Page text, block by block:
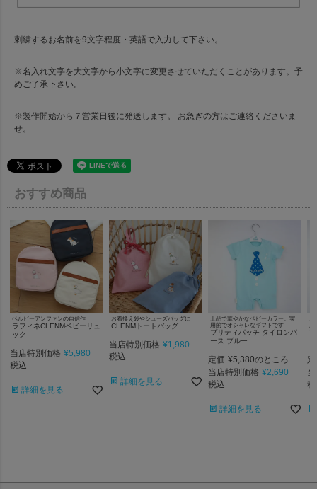
刺繍するお名前を9文字程度・英語で入力して下さい。
※名入れ文字を大文字から小文字に変更させていただくことがあります。予
めご了承下さい。
※製作開始から７営業日後に発送します。 お急ぎの方はご連絡くださいま
せ。
おすすめ商品
ベルビーアンファンの自信作
ラフィネCLENMベビーリュ
ック
当店特別価格 ¥5,980
税込
詳細を見る
お着換え袋やシューズバッグに
CLENMトートバッグ
当店特別価格 ¥1,980
税込
詳細を見る
上品で華やかなベビーカラー。実
用的でオシャレなギフトです
プリティパッチ タイロンパ
ース ブルー
定価 ¥5,380のところ
当店特別価格 ¥2,690
税込
詳細を見る
税